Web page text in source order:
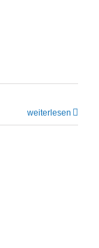
weiter­lesen